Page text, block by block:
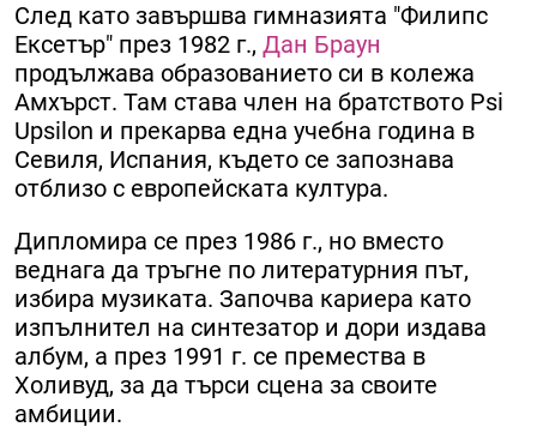
След като завършва гимназията "Филипс
Ексетър" през 1982 г., Дан Браун
продължава образованието си в колежа
Амхърст. Там става член на братството Psi
Upsilon и прекарва една учебна година в
Севиля, Испания, където се запознава
отблизо с европейската култура.
Дипломира се през 1986 г., но вместо
веднага да тръгне по литературния път,
избира музиката. Започва кариера като
изпълнител на синтезатор и дори издава
албум, а през 1991 г. се премества в
Холивуд, за да търси сцена за своите
амбиции.